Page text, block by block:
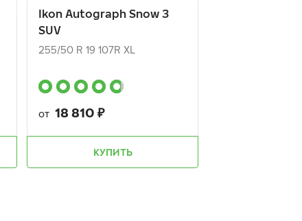
Ikon Autograph Snow 3
SUV
255/50 R 19 107R XL
от 18 810 ₽
КУПИТЬ